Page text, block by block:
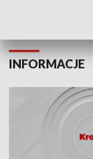
INFORMACJE